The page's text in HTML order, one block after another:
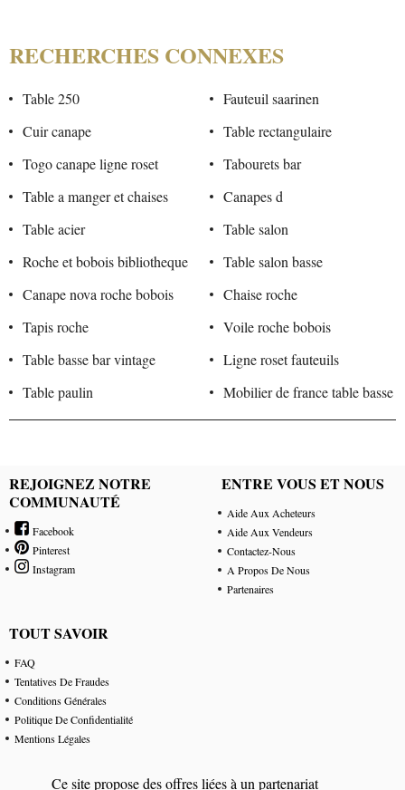
RECHERCHES CONNEXES
Table 250
Fauteuil saarinen
Cuir canape
Table rectangulaire
Togo canape ligne roset
Tabourets bar
Table a manger et chaises
Canapes d
Table acier
Table salon
Roche et bobois bibliotheque
Table salon basse
Canape nova roche bobois
Chaise roche
Tapis roche
Voile roche bobois
Table basse bar vintage
Ligne roset fauteuils
Table paulin
Mobilier de france table basse
REJOIGNEZ NOTRE
COMMUNAUTÉ
Facebook
Pinterest
Instagram
ENTRE VOUS ET NOUS
Aide Aux Acheteurs
Aide Aux Vendeurs
Contactez-Nous
A Propos De Nous
Partenaires
TOUT SAVOIR
FAQ
Tentatives De Fraudes
Conditions Générales
Politique De Confidentialité
Mentions Légales
Ce site propose des offres liées à un partenariat